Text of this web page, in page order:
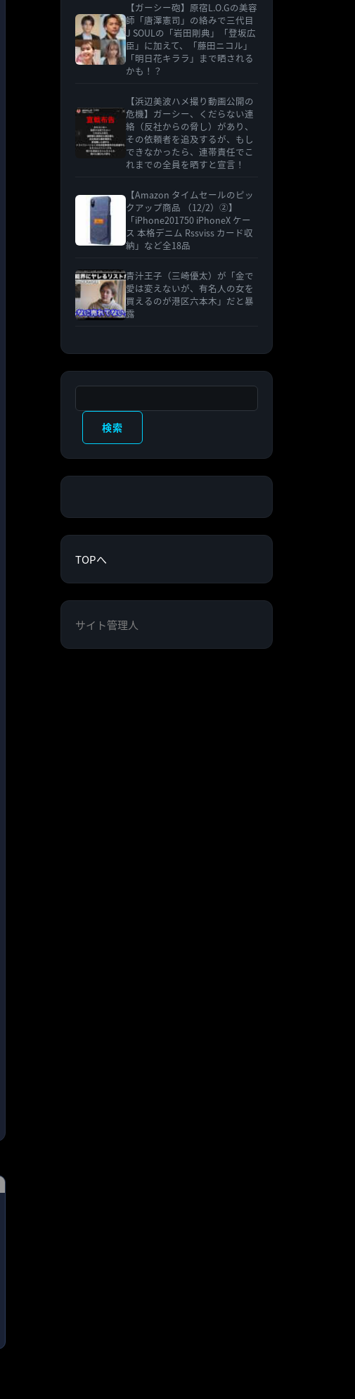
【ガーシー砲】原宿L.O.Gの美容
師「唐澤憲司」の絡みで三代目
J SOULの「岩田剛典」「登坂広
臣」に加えて、「藤田ニコル」
「明日花キララ」まで晒される
かも！？
【浜辺美波ハメ撮り動画公開の
危機】ガーシー、くだらない連
絡（反社からの脅し）があり、
その依頼者を追及するが、もし
できなかったら、連帯責任でこ
れまでの全員を晒すと宣言！
【Amazon タイムセールのピッ
クアップ商品 （12/2）②】
「iPhone201750 iPhoneX ケー
ス 本格デニム Rssviss カード収
納」など全18品
青汁王子（三崎優太）が「金で
愛は変えないが、有名人の女を
買えるのが港区六本木」だと暴
露
検索
TOPへ
サイト管理人